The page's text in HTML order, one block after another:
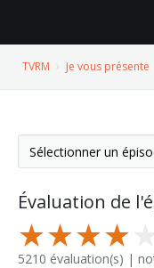
TVRM Je vous présente
Évaluation de
5210 évaluation(s) |